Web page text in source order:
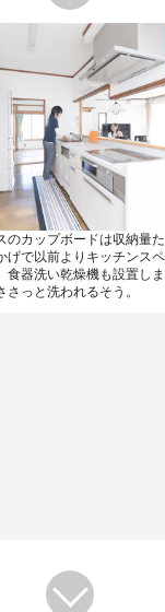
のカップボードは収納量
で以前よりキッチンスペ
食器洗い乾燥機も設置し
っと洗われるそう。